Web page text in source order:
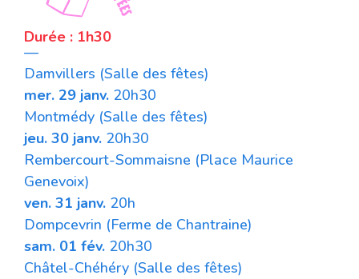
Durée : 1h30
—
Damvillers (Salle des fêtes)
mer. 29 janv. 20h30
Montmédy (Salle des fêtes)
jeu. 30 janv. 20h30
Rembercourt-Sommaisne (Place Maurice
Genevoix)
ven. 31 janv. 20h
Dompcevrin (Ferme de Chantraine)
sam. 01 fév. 20h30
Châtel-Chéhéry (Salle des fêtes)